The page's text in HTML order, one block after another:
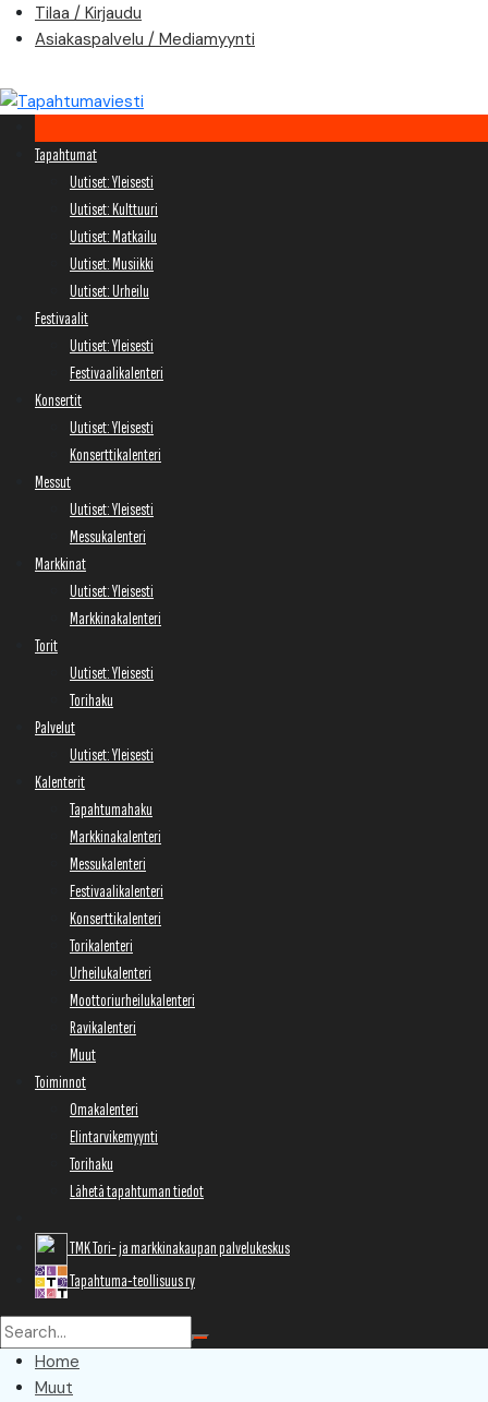
Skip
Tilaa / Kirjaudu
Asiakaspalvelu / Mediamyynti
Tapahtumat
Uutiset: Yleisesti
Uutiset: Kulttuuri
Uutiset: Matkailu
Uutiset: Musiikki
Uutiset: Urheilu
Festivaalit
Uutiset: Yleisesti
Festivaalikalenteri
Konsertit
Uutiset: Yleisesti
Konserttikalenteri
Messut
Uutiset: Yleisesti
Messukalenteri
Markkinat
Uutiset: Yleisesti
Markkinakalenteri
Torit
Uutiset: Yleisesti
Torihaku
Palvelut
Uutiset: Yleisesti
Kalenterit
Tapahtumahaku
Markkinakalenteri
Messukalenteri
Festivaalikalenteri
Konserttikalenteri
Torikalenteri
Urheilukalenteri
Moottoriurheilukalenteri
Ravikalenteri
Muut
Toiminnot
Omakalenteri
Elintarvikemyynti
Torihaku
Lähetä tapahtuman tiedot
TMK Tori- ja markkinakaupan palvelukeskus
Tapahtuma-teollisuus ry
Home
Muut